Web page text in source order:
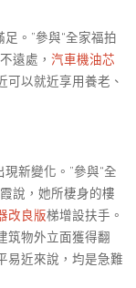
足。”參與“全家福拍
遠處， 汽車機油芯
可以就近享用養老、
現新變化。”參與“全
說，她所棲身的樓
改良版梯增設扶手。
筑物外立面獲得翻
易近來說，均是急難